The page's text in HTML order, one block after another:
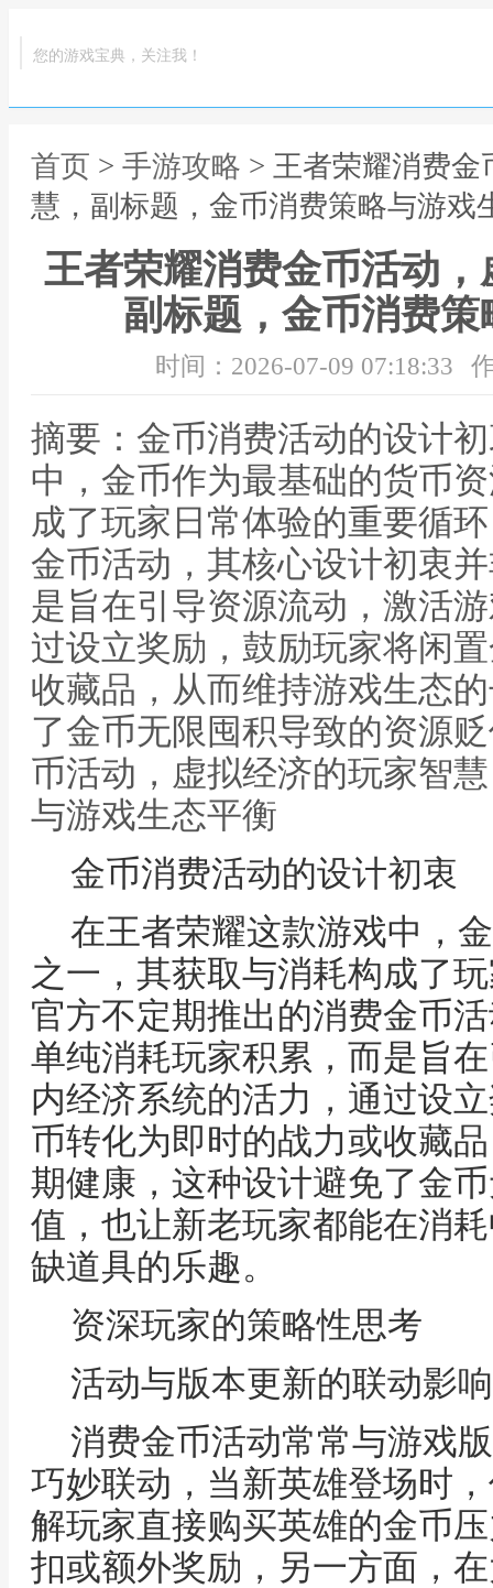
您的游戏宝典，关注我！
首页 > 手游攻略 > 王者荣耀消费
慧，副标题，金币消费策略与游戏
王者荣耀消费金币活动
副标题，金币消费
时间：2026-07-09 07:18:33
摘要：金币消费活动的设计
中，金币作为最基础的货币
成了玩家日常体验的重要循
金币活动，其核心设计初衷
是旨在引导资源流动，激活
过设立奖励，鼓励玩家将闲
收藏品，从而维持游戏生态
了金币无限囤积导致的资源
币活动，虚拟经济的玩家智
与游戏生态平衡
金币消费活动的设计初衷
在王者荣耀这款游戏中，
之一，其获取与消耗构成了
官方不定期推出的消费金币
单纯消耗玩家积累，而是旨
内经济系统的活力，通过设
币转化为即时的战力或收藏
期健康，这种设计避免了金
值，也让新老玩家都能在消
缺道具的乐趣。
资深玩家的策略性思考
活动与版本更新的联动影响
消费金币活动常常与游戏
巧妙联动，当新英雄登场时
解玩家直接购买英雄的金币
扣或额外奖励，另一方面，